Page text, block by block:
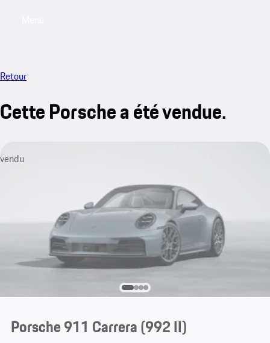
Retour
Cette Porsche a été vendue.
vendu
Porsche 911 Carrera(992 II)